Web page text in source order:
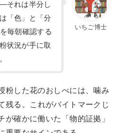
いちご博士
それは半分し
「色」と「分
毎朝確認する
状況が手に取
粉した花のおしべには、噛み
残る。これがバイトマークじ
が確かに働いた「物的証拠」